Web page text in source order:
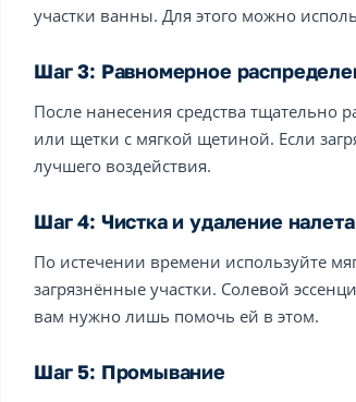
участки ванны. Для этого можно
Шаг 3: Равномерное
После нанесения средства тщательно
или щетки с мягкой щетиной. Если
лучшего воздействия.
Шаг 4: Чистка и удаление налета
По истечении времени используйте
загрязнённые участки. Солевой
вам нужно лишь помочь ей в этом.
Шаг 5: Промывание